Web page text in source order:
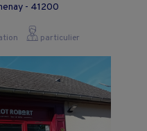
- 41200
particulier